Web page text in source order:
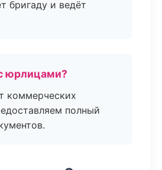
бригаду и ведёт
юрлицами?
коммерческих
полный